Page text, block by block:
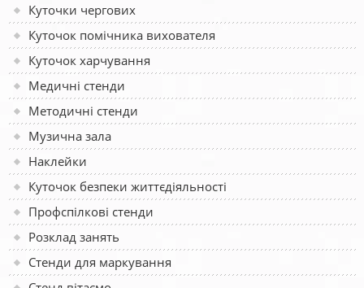
Куточки чергових
Куточок помічника вихователя
Куточок харчування
Медичні стенди
Методичні стенди
Музична зала
Наклейки
Куточок безпеки життєдіяльності
Профспілкові стенди
Розклад занять
Стенди для маркування